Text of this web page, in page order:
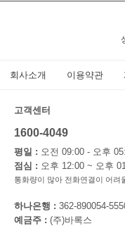
회사소개 이용약관
고객센터
1600-4049
평일 : 오전 09:00 - 오후
점심 : 오후 12:00 ~ 오후
통화량이 많아 전화연결이 어려
하나은행 : 362-890054-
예금주 : (주)바록스